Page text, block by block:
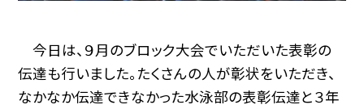
今日は、９月のブロック大会でいただいた表彰の
伝達も行いました。たくさんの人が彰状をいただき、
なかなか伝達できなかった水泳部の表彰伝達と３年